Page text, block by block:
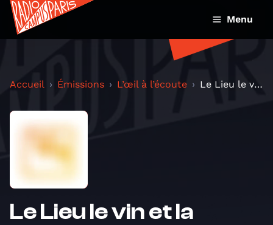
Menu
Accueil Émissions L’œil à l’écoute Le Lieu le vin et la formule, samedi 20 juillet
Le Lieu le vin et la